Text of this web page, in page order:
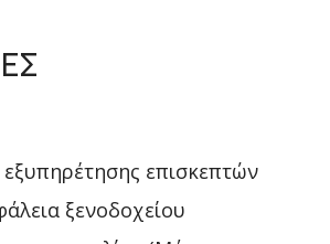
εξυπηρέτησης επισκεπτών
ξενοδοχείου